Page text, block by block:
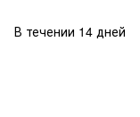
В течении 14 дней